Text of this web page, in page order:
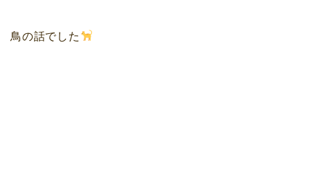
鳥の話でした